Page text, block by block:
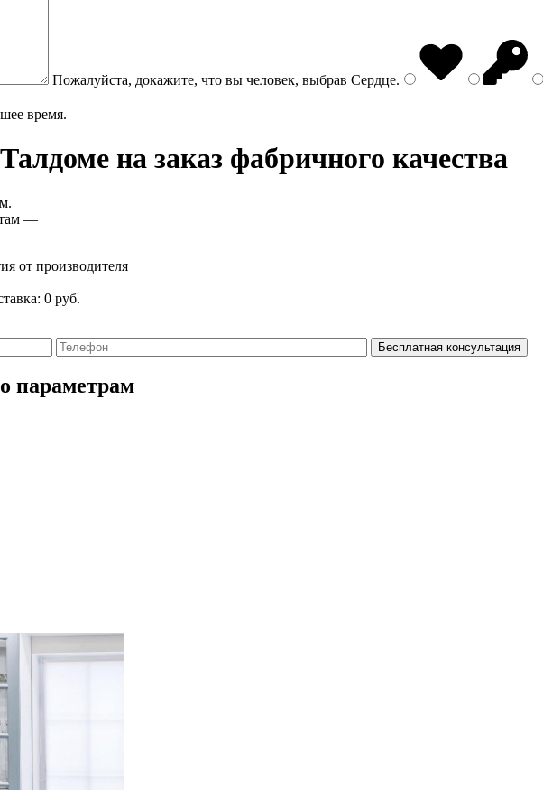
Пожалуйста, докажите, что вы человек, выбрав Сердце.
время.
на заказ фабричного качества
—
от производителя
0 руб.
параметрам